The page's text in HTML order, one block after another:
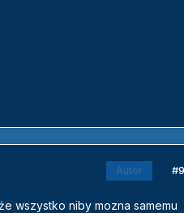
Autor #9
wszystko niby mozna samemu